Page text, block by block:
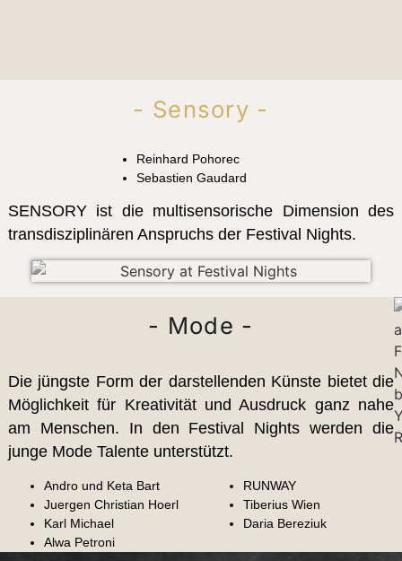
- Sensory -
Reinhard Pohorec
Sebastien Gaudard
SENSORY ist die multisensorische Dimension des
transdisziplinären Anspruchs der Festival Nights.
- Mode -
Die jüngste Form der darstellenden Künste bietet die
Möglichkeit für Kreativität und Ausdruck ganz nahe
am Menschen. In den Festival Nights werden die
junge Mode Talente unterstützt.
Andro und Keta Bart
Juergen Christian Hoerl
Karl Michael
Alwa Petroni
RUNWAY
Tiberius Wien
Daria Bereziuk